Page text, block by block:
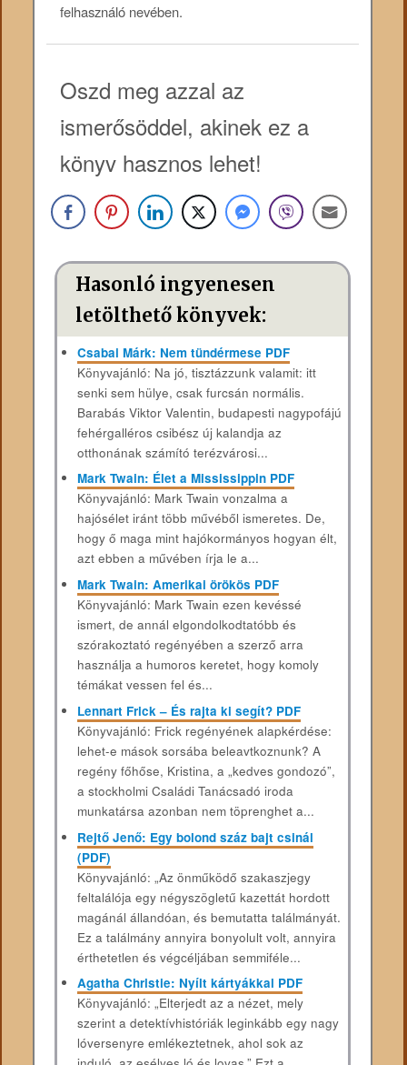
felhasználó nevében.
Oszd meg azzal az
ismerősöddel, akinek ez a
könyv hasznos lehet!
Hasonló ingyenesen
letölthető könyvek:
Csabai Márk: Nem tündérmese PDF
Könyvajánló: Na jó, tisztázzunk valamit: itt
senki sem hülye, csak furcsán normális.
Barabás Viktor Valentin, budapesti nagypofájú
fehérgalléros csibész új kalandja az
otthonának számító terézvárosi...
Mark Twain: Élet a Mississippin PDF
Könyvajánló: Mark Twain vonzalma a
hajósélet iránt több művéből ismeretes. De,
hogy ő maga mint hajókormányos hogyan élt,
azt ebben a művében írja le a...
Mark Twain: Amerikai örökös PDF
Könyvajánló: Mark Twain ezen kevéssé
ismert, de annál elgondolkodtatóbb és
szórakoztató regényében a szerző arra
használja a humoros keretet, hogy komoly
témákat vessen fel és...
Lennart Frick – És ​rajta ki segít? PDF
Könyvajánló: Frick regényének alapkérdése:
lehet-e mások sorsába beleavtkoznunk? A
regény főhőse, Kristina, a „kedves gondozó”,
a stockholmi Családi Tanácsadó iroda
munkatársa azonban nem töprenghet a...
Rejtő Jenő: Egy bolond száz bajt csinál
(PDF)
Könyvajánló: „Az önműködő szakaszjegy
feltalálója egy négyszögletű kazettát hordott
magánál állandóan, és bemutatta találmányát.
Ez a találmány annyira bonyolult volt, annyira
érthetetlen és végcéljában semmiféle...
Agatha Christie: Nyílt ​kártyákkal PDF
Könyvajánló: „Elterjedt az a nézet, mely
szerint a detektívhistóriák leginkább egy nagy
lóversenyre emlékeztetnek, ahol sok az